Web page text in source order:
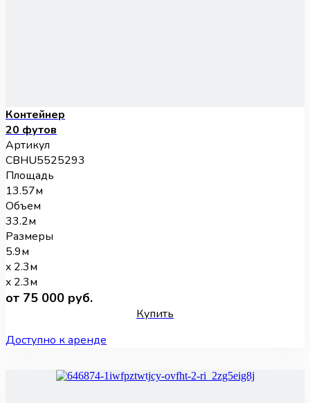
Контейнер
20 футов
Артикул
CBHU5525293
Площадь
13.57м
Объем
33.2м
Размеры
5.9м
x 2.3м
x 2.3м
от 75 000 руб.
Купить
Доступно к аренде